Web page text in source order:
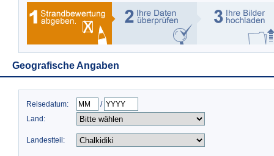
Geografische Angaben
Reisedatum:
/
Land:
Landestteil: